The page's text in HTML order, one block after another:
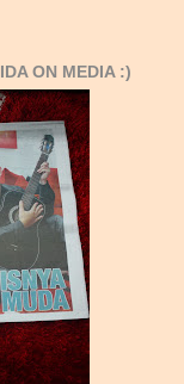
ON MEDIA :)